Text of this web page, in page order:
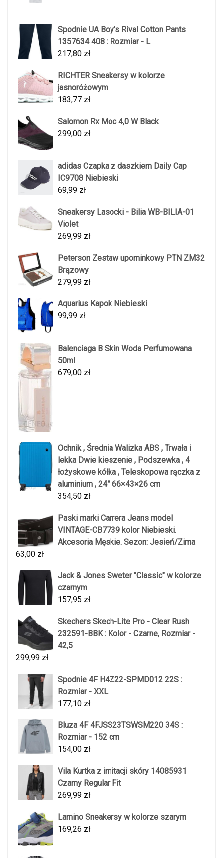
Spodnie UA Boy's Rival Cotton Pants
1357634 408 : Rozmiar - L
217,80 zł
RICHTER Sneakersy w kolorze
jasnoróżowym
183,77 zł
Salomon Rx Moc 4,0 W Black
299,00 zł
adidas Czapka z daszkiem Daily Cap
IC9708 Niebieski
69,99 zł
Sneakersy Lasocki - Bilia WB-BILIA-01
Violet
269,99 zł
Peterson Zestaw upominkowy PTN ZM32
Brązowy
279,99 zł
Aquarius Kapok Niebieski
99,99 zł
Balenciaga B Skin Woda Perfumowana
50ml
679,00 zł
Ochnik , Średnia Walizka ABS , Trwała i
lekka Dwie kieszenie , Podszewka , 4
łożyskowe kółka , Teleskopowa rączka z
aluminium , 24” 66×43×26 cm
354,50 zł
Paski marki Carrera Jeans model
VINTAGE-CB7739 kolor Niebieski.
Akcesoria Męskie. Sezon: Jesień/Zima
63,00 zł
Jack & Jones Sweter "Classic" w kolorze
czarnym
157,95 zł
Skechers Skech-Lite Pro - Clear Rush
232591-BBK : Kolor - Czarne, Rozmiar -
42,5
299,99 zł
Spodnie 4F H4Z22-SPMD012 22S :
Rozmiar - XXL
177,10 zł
Bluza 4F 4FJSS23TSWSM220 34S :
Rozmiar - 152 cm
154,00 zł
Vila Kurtka z imitacji skóry 14085931
Czarny Regular Fit
269,99 zł
Lamino Sneakersy w kolorze szarym
169,26 zł